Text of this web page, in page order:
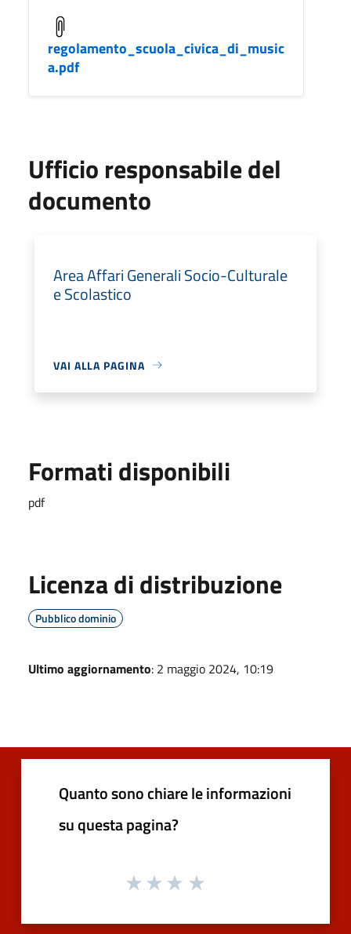
regolamento_scuola_civica_di_music
a.pdf
Ufficio responsabile del
documento
Area Affari Generali Socio-Culturale
e Scolastico
VAI ALLA PAGINA
Formati disponibili
pdf
Licenza di distribuzione
Pubblico dominio
Ultimo aggiornamento: 2 maggio 2024, 10:19
Quanto sono chiare le informazioni
su questa pagina?